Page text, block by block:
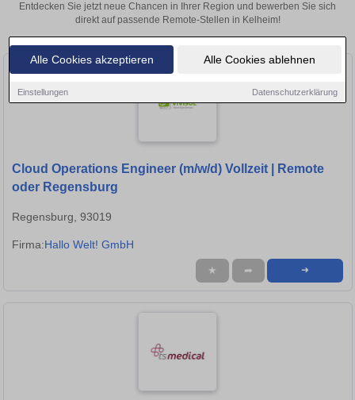
Alle Cookies akzeptieren Alle Cookies ablehnen
Einstellungen Datenschutzerklärung
Entdecken Sie jetzt neue Chancen in Ihrer Region und bewerben Sie sich
direkt auf passende Remote-Stellen in Kelheim!
Cloud Operations Engineer (m/w/d) Vollzeit | Remote
oder Regensburg
Regensburg, 93019
Firma:Hallo Welt! GmbH
★ ➦ ➜